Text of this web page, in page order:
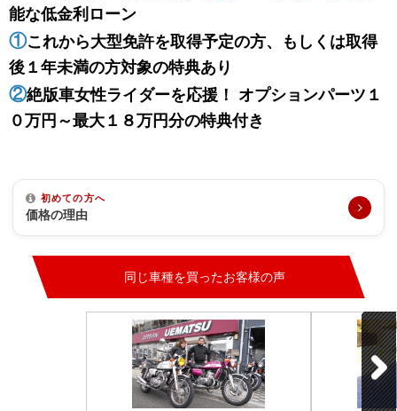
能な低金利ローン
①これから大型免許を取得予定の方、もしくは取得
後１年未満の方対象の特典あり
②絶版車女性ライダーを応援！ オプションパーツ１
０万円～最大１８万円分の特典付き
初めての方へ
価格の理由
同じ車種を買ったお客様の声